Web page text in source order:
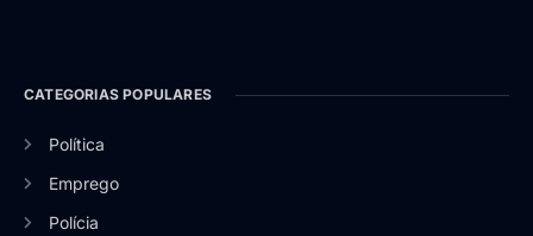
CATEGORIAS POPULARES
Política
Emprego
Polícia